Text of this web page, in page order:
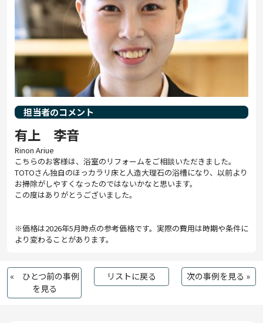
担当者のコメント
有上 李音
Rinon Ariue
こちらのお客様は、浴室のリフォームをご相談いただきました。
TOTOさん独自のほっカラリ床と人造大理石の浴槽になり、以前より
お掃除がしやすくなったのではないかなと思います。
この度はありがとうございました。
※価格は2026年5月時点の参考価格です。実際の費用は時期や条件に
より変わることがあります。
« ひとつ前の事例
を見る
リストに戻る 次の事例を見る »